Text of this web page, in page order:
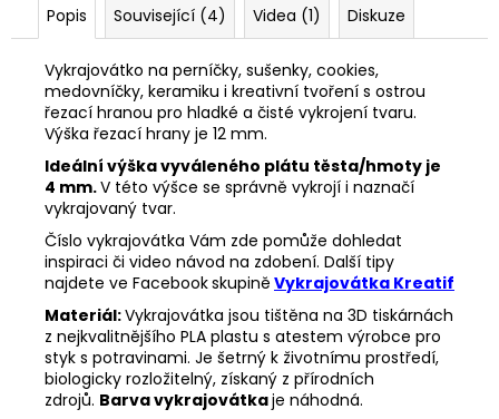
Popis Související (4) Videa (1) Diskuze
Vykrajovátko na perníčky, sušenky, cookies,
medovníčky, keramiku i kreativní tvoření s ostrou
řezací hranou pro hladké a čisté vykrojení tvaru.
Výška řezací hrany je 12 mm.
Ideální výška vyváleného plátu těsta/hmoty je
4 mm.V této výšce se správně vykrojí i naznačí
vykrajovaný tvar.
Číslo vykrajovátka Vám zde pomůže dohledat
inspiraci či video návod na zdobení. Další tipy
najdete ve Facebookskupině Vykrajovátka Kreatif
Materiál:Vykrajovátka jsou tištěna na 3D tiskárnách
z nejkvalitnějšího PLA plastu s atestem výrobce pro
styk s potravinami. Je šetrný k životnímu prostředí,
biologicky rozložitelný, získaný z přírodních
zdrojů. Barva vykrajovátkaje náhodná.
VYKRAJOVÁTKA
PODZIMNÍ
#1584
39
Kč